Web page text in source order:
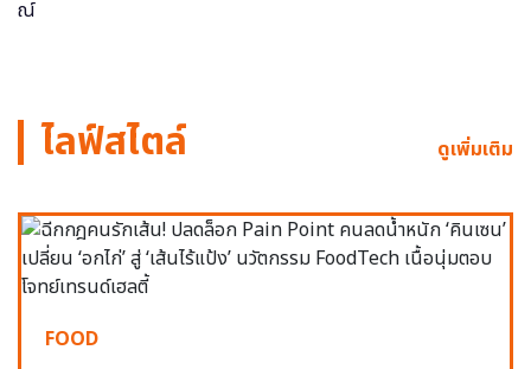
ไลฟ์สไตล์ ดูเพิ่มเติม
FOOD